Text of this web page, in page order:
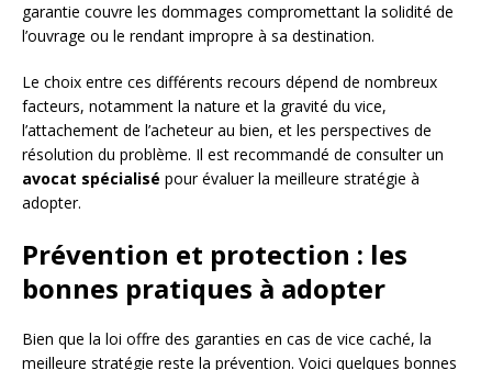
garantie couvre les dommages compromettant la solidité de
l’ouvrage ou le rendant impropre à sa destination.
Le choix entre ces différents recours dépend de nombreux
facteurs, notamment la nature et la gravité du vice,
l’attachement de l’acheteur au bien, et les perspectives de
résolution du problème. Il est recommandé de consulter un
avocat spécialisé pour évaluer la meilleure stratégie à
adopter.
Prévention et protection : les
bonnes pratiques à adopter
Bien que la loi offre des garanties en cas de vice caché, la
meilleure stratégie reste la prévention. Voici quelques bonnes